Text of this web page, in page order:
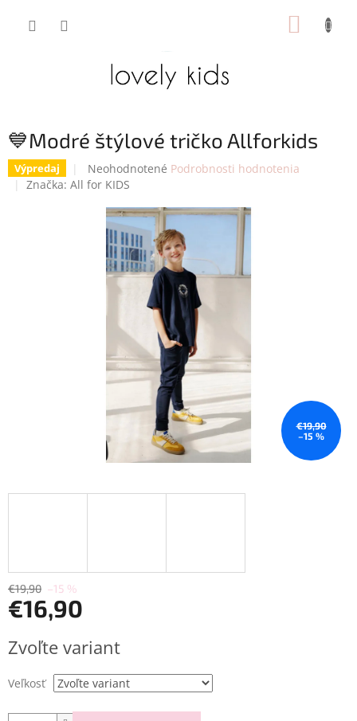
💙Modré štýlové tričko Allforkids
Výpredaj
Priemerné
hodnotenie
hviezdičiek.
Neohodnotené Podrobnosti hodnotenia
Značka: All for KIDS
€19,90
–15 %
€19,90 –15 %
€16,90
cena:
Zvoľte variant
Veľkosť